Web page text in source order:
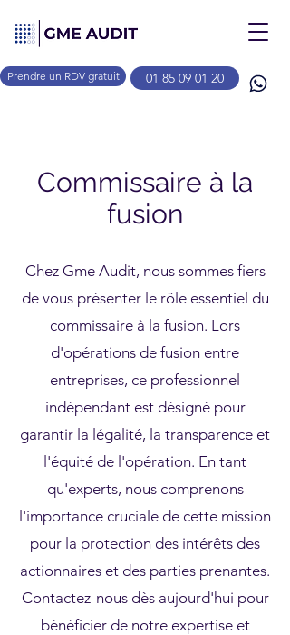
Prendre un RDV gratuit 01 85 09 01 20
Commissaire à la
fusion
Chez Gme Audit, nous sommes fiers
de vous présenter le rôle essentiel du
commissaire à la fusion. Lors
d'opérations de fusion entre
entreprises, ce professionnel
indépendant est désigné pour
garantir la légalité, la transparence et
l'équité de l'opération. En tant
qu'experts, nous comprenons
l'importance cruciale de cette mission
pour la protection des intérêts des
actionnaires et des parties prenantes.
Contactez-nous dès aujourd'hui pour
bénéficier de notre expertise et